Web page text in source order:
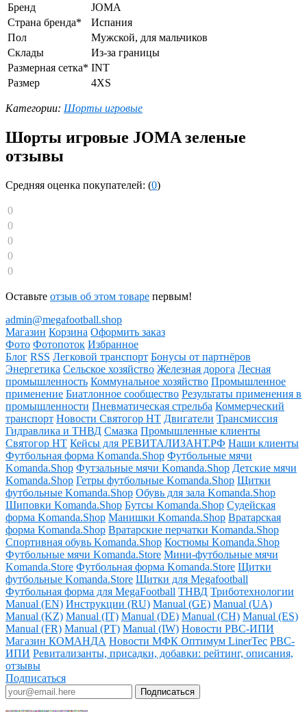
Бренд
JOMA
Страна бренда*
Испания
Пол
Мужской, для мальчиков
Склады
Из-за границы
Размерная сетка* INT
Размер
4XS
Категории: Шорты игровые
Шорты игровые JOMA зеленые
отзывы
Средняя оценка покупателей: (0)
0
0
0
0
0
Оставьте отзыв об этом товаре первым!
admin@megafootball.shop
Магазин Корзина Оформить заказ
Фото Фотопоток Избранное
Блог RSS Легковой транспорт Бонусы от партнёров
Энергетика Сельское хозяйство Железная дорога Лесная
промышленность Коммунальное хозяйство Промышленное
применение Биатлонное сообщество Результаты применения в
промышленности Пневматическая стрельба Коммерческий
транспорт Новости Святогор НТ Двигатели Трансмиссия
Гидравлика и ТНВД Смазка Промышленные клиенты
Святогор НТ Кейсы для РЕВИТАЛИЗАНТ.РФ Наши клиенты
Футбольная форма Komanda.Shop Футбольные мячи
Komanda.Shop Футзальные мячи Komanda.Shop Детские мячи
Komanda.Shop Гетры футбольные Komanda.Shop Щитки
футбольные Komanda.Shop Обувь для зала Komanda.Shop
Шиповки Komanda.Shop Бутсы Komanda.Shop Судейская
форма Komanda.Shop Манишки Komanda.Shop Вратарская
форма Komanda.Shop Вратарские перчатки Komanda.Shop
Спортивная обувь Komanda.Shop Костюмы Komanda.Shop
Футбольные мячи Komanda.Store Мини-футбольные мячи
Komanda.Store Футбольная форма Komanda.Store Щитки
футбольные Komanda.Store Щитки для Megafootball
Футбольная форма для MegaFootball ТНВД Триботехнологии
Manual (EN) Инструкции (RU) Manual (GE) Manual (UA)
Manual (KZ) Manual (IT) Manual (DE) Manual (CH) Manual (ES)
Manual (FR) Manual (PT) Manual (IW) Новости РВС-ИПИ
Магазин КОМАНДА Новости МФК Оптимум LinerTec РВС-
ИПИ Ревитализанты, присадки, добавки: рейтинг, описания,
отзывы
Подписаться